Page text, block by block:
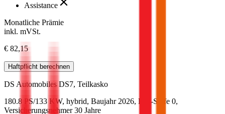
Assistance
Monatliche Prämie
inkl. mVSt.
€ 82,15
Haftpflicht berechnen
DS Automobiles DS7, Teilkasko
180.8 PS/133 KW, hybrid, Baujahr 2026, BM-Stufe 0,
Versicherungsnehmer 30 Jahre